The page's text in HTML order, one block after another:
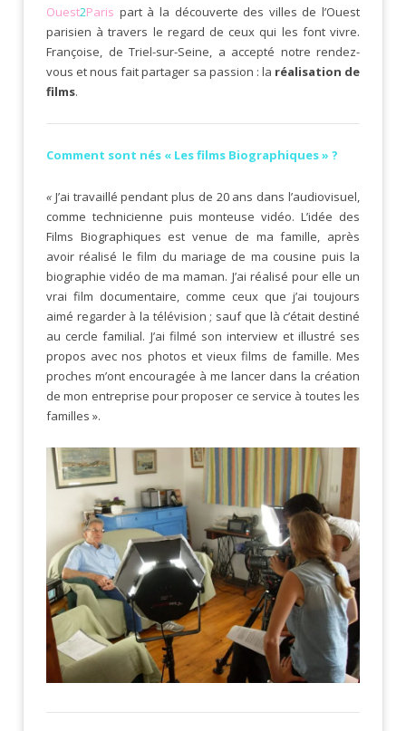
Ouest2Paris part à la découverte des villes de l’Ouest
parisien à travers le regard de ceux qui les font vivre.
Françoise, de Triel-sur-Seine, a accepté notre rendez-
vous et nous fait partager sa passion : la réalisation de
films.
Comment sont nés « Les films Biographiques » ?
« J’ai travaillé pendant plus de 20 ans dans l’audiovisuel,
comme technicienne puis monteuse vidéo. L’idée des
Films Biographiques est venue de ma famille, après
avoir réalisé le film du mariage de ma cousine puis la
biographie vidéo de ma maman. J’ai réalisé pour elle un
vrai film documentaire, comme ceux que j’ai toujours
aimé regarder à la télévision ; sauf que là c’était destiné
au cercle familial. J’ai filmé son interview et illustré ses
propos avec nos photos et vieux films de famille. Mes
proches m’ont encouragée à me lancer dans la création
de mon entreprise pour proposer ce service à toutes les
familles ».